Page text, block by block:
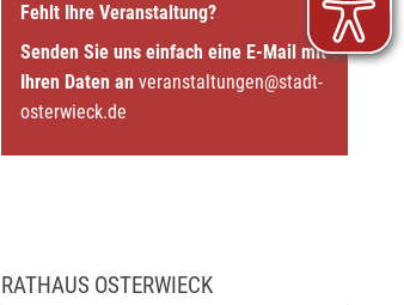
Fehlt Ihre Veranstaltung?
Senden Sie uns einfach eine E-Mail mit
Ihren Daten an veranstaltungen@stadt-
osterwieck.de
RATHAUS OSTERWIECK